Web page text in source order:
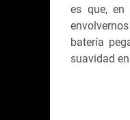
es que, en
batería
suavidad